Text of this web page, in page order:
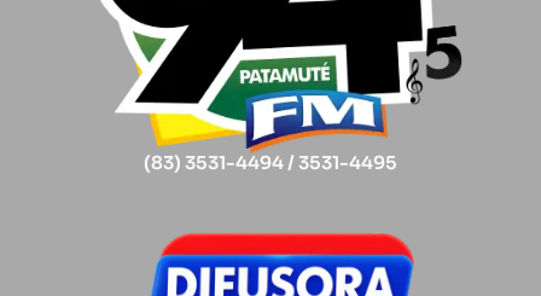
(83) 3531-4494 / 3531-4495